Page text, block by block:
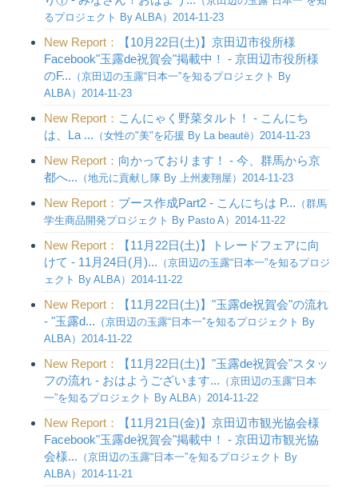
るプロジェクト By ALBA）2014-11-23
New Report：
【10月22日(土)】京田辺市役所様
Facebook"玉露de祝賀会"掲載中！ - 京田辺市役所様
のF... （京田辺の玉露“日本一”を知るプロジェクト By
ALBA）2014-11-23
New Report： こんにゃく野菜タルト！ - こんにち
は、La ... （女性の"美"を応援 By La beautë）2014-11-23
New Report： 向かっております！ - 今、群馬から京
都へ... （地元に貢献し隊 By 上州麦翔屋）2014-11-23
New Report： ブース作成Part2 - こんにちは P... （群馬
学生商品開発プロジェクト By Pasto A）2014-11-22
New Report：
【11月22日(土)】トレードフェアに向
けて - 11月24日(月)... （京田辺の玉露“日本一”を知るプロジ
ェクト By ALBA）2014-11-22
New Report：
【11月22日(土)】"玉露de祝賀会"の流れ
- "玉露d... （京田辺の玉露“日本一”を知るプロジェクト By
ALBA）2014-11-22
New Report：
【11月22日(土)】"玉露de祝賀会"スタッ
フの流れ - おはようございます... （京田辺の玉露“日本
一”を知るプロジェクト By ALBA）2014-11-22
New Report：
【11月21日(金)】京田辺市観光協会様
Facebook"玉露de祝賀会"掲載中！ - 京田辺市観光協
会様... （京田辺の玉露“日本一”を知るプロジェクト By
ALBA）2014-11-21